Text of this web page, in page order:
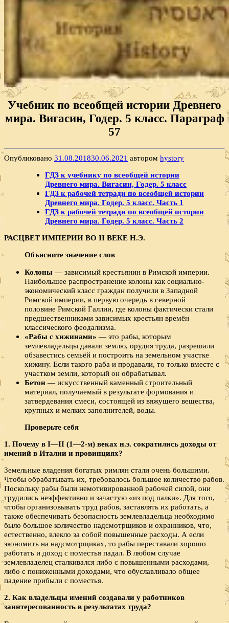
Учебник по всеобщей истории Древнего
мира. Вигасин, Годер. 5 класс. Параграф
57
Опубликовано 31.08.201830.06.2021 автором hystory
ГДЗ к учебнику по всеобщей истории
Древнего мира. Вигасин, Годер. 5 класс
ГДЗ к рабочей тетради по всеобщей истории
Древнего мира. Годер. 5 класс. Часть 1
ГДЗ к рабочей тетради по всеобщей истории
Древнего мира. Годер. 5 класс. Часть 2
РАСЦВЕТ ИМПЕРИИ ВО II ВЕКЕ Н.Э.
Объясните значение слов
Колоны — зависимый крестьянин в Римской империи.
Наибольшее распространение колоны как социально-
экономический класс граждан получили в Западной
Римской империи, в первую очередь в северной
половине Римской Галлии, где колоны фактически стали
предшественниками зависимых крестьян времён
классического феодализма.
«Рабы с хижинами» — это рабы, которым
землевладельцы давали землю, орудия труда, разрешали
обзавестись семьёй и построить на земельном участке
хижину. Если такого раба и продавали, то только вместе с
участком земли, который он обрабатывал.
Бетон — искусственный каменный строительный
материал, получаемый в результате формования и
затвердевания смеси, состоящей из вяжущего вещества,
крупных и мелких заполнителей, воды.
Проверьте себя
1. Почему в I—II (1—2-м) веках н.э. сократились до­ходы от
имений в Италии и провинциях?
Земельные владения богатых римлян стали очень большими.
Чтобы обрабатывать их, требовалось большое количество рабов.
Поскольку рабы были немотивированной рабочей силой, они
трудились неэффективно и зачастую «из под палки». Для того,
чтобы организовывать труд рабов, заставлять их работать, а
также обеспечивать безопасность землевладельца необходимо
было большое количество надсмотрщиков и охранников, что,
естественно, влекло за собой повышенные расходы. А если
экономить на надсмотрщиках, то рабы переставали хорошо
работать и доход с поместья падал. В любом случае
землевладелец сталкивался либо с повышенными расходами,
либо с пониженными доходами, что обуславливало общее
падение прибыли с поместья.
2. Как владельцы имений соз­давали у работников
заинтересованность в результатах труда?